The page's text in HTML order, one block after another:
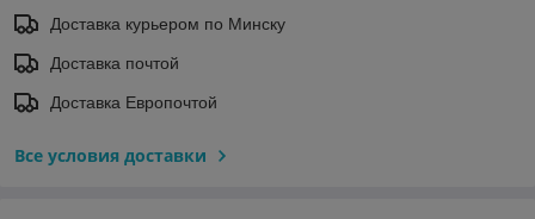
Доставка курьером по Минску
Доставка почтой
Доставка Европочтой
Все условия доставки